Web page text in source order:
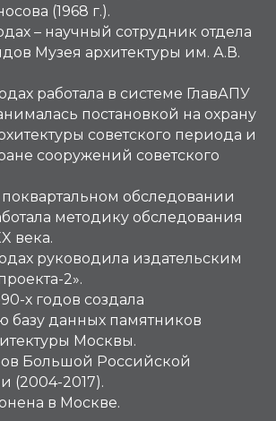
(1968 г.).
– научный сотрудник отдела
Музея архитектуры им. А.В.
работала в системе ГлавАПУ
постановкой на охрану
советского периода и
сооружений советского
поквартальном обследовании
методику обследования
века.
руководила издательским
2».
х годов создала
базу данных памятников
Москвы.
Большой Российской
(2004-2017).
в Москве.